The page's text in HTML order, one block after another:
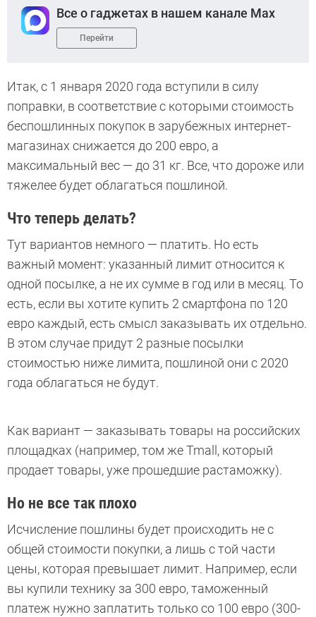
Все о гаджетах в нашем канале Max
Перейти
Итак, с 1 января 2020 года вступили в силу
поправки, в соответствие с которыми стоимость
беспошлинных покупок в зарубежных интернет-
магазинах снижается до 200 евро, а
максимальный вес — до 31 кг. Все, что дороже или
тяжелее будет облагаться пошлиной.
Что теперь делать?
Тут вариантов немного — платить. Но есть
важный момент: указанный лимит относится к
одной посылке, а не их сумме в год или в месяц. То
есть, если вы хотите купить 2 смартфона по 120
евро каждый, есть смысл заказывать их отдельно.
В этом случае придут 2 разные посылки
стоимостью ниже лимита, пошлиной они с 2020
года облагаться не будут.
Как вариант — заказывать товары на российских
площадках (например, том же Tmall, который
продает товары, уже прошедшие растаможку).
Но не все так плохо
Исчисление пошлины будет происходить не с
общей стоимости покупки, а лишь с той части
цены, которая превышает лимит. Например, если
вы купили технику за 300 евро, таможенный
платеж нужно заплатить только со 100 евро (300-